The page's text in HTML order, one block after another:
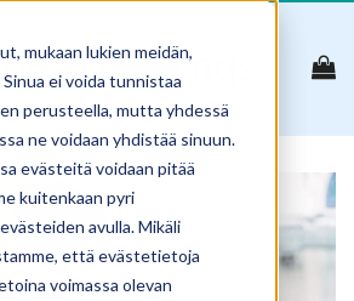
mukaan lukien meidän,
ei voida tunnistaa
perusteella, mutta yhdessä
ne voidaan yhdistää sinuun.
evästeitä voidaan pitää
kuitenkaan pyri
avulla. Mikäli
että evästetietoja
voimassa olevan